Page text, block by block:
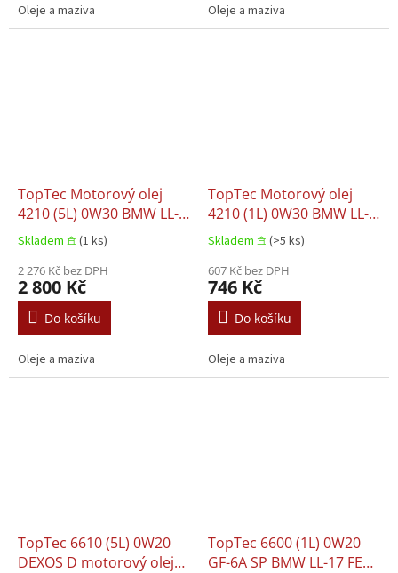
Oleje a maziva Oleje a maziva
TopTec Motorový olej
4210 (5L) 0W30 BMW LL-
04 MB 229.51 MB 229.52
PORSCHE C30 VW 504.00
VW 507.00
Skladem 𖠿 (1 ks)
2 276 Kč bez DPH
2 800 Kč
Do košíku
Oleje a maziva
TopTec Motorový olej
4210 (1L) 0W30 BMW LL-
04 MB 229.51 MB 229.52
PORSCHE C30 VW 504.00
VW 507.00
Skladem 𖠿 (>5 ks)
607 Kč bez DPH
746 Kč
Do košíku
Oleje a maziva
TopTec 6610 (5L) 0W20
DEXOS D motorový olej
TopTec 6600 (1L) 0W20
GF-6A SP BMW LL-17 FE+